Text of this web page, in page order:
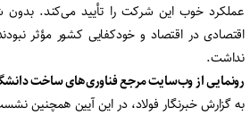
عملکرد خوب این شرکت را تأیید می‌کند.
اقتصادی در اقتصاد و خودکفایی کشور مؤثر
نداشت.
رونمایی از وب‌سایت مرجع فناوری‌های ساخت
به گزارش خبرنگار فولاد، در این آیین همچنین